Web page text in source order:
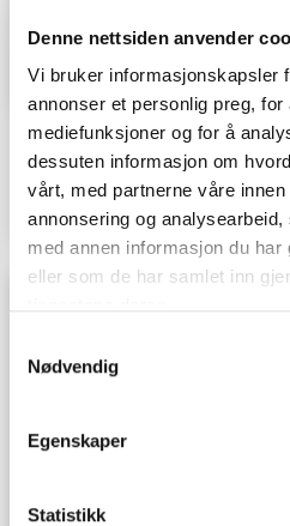
Denne nettsiden anvender
Vi bruker informasjonskapsler
annonser et personlig preg,
mediefunksjoner og for å
dessuten informasjon om
vårt, med partnerne våre
annonsering og
med annen informasjon du har
eller som de har samlet inn
Nødvendig
Egenskaper
Statistikk
Hvordan håndtere
noen dør?